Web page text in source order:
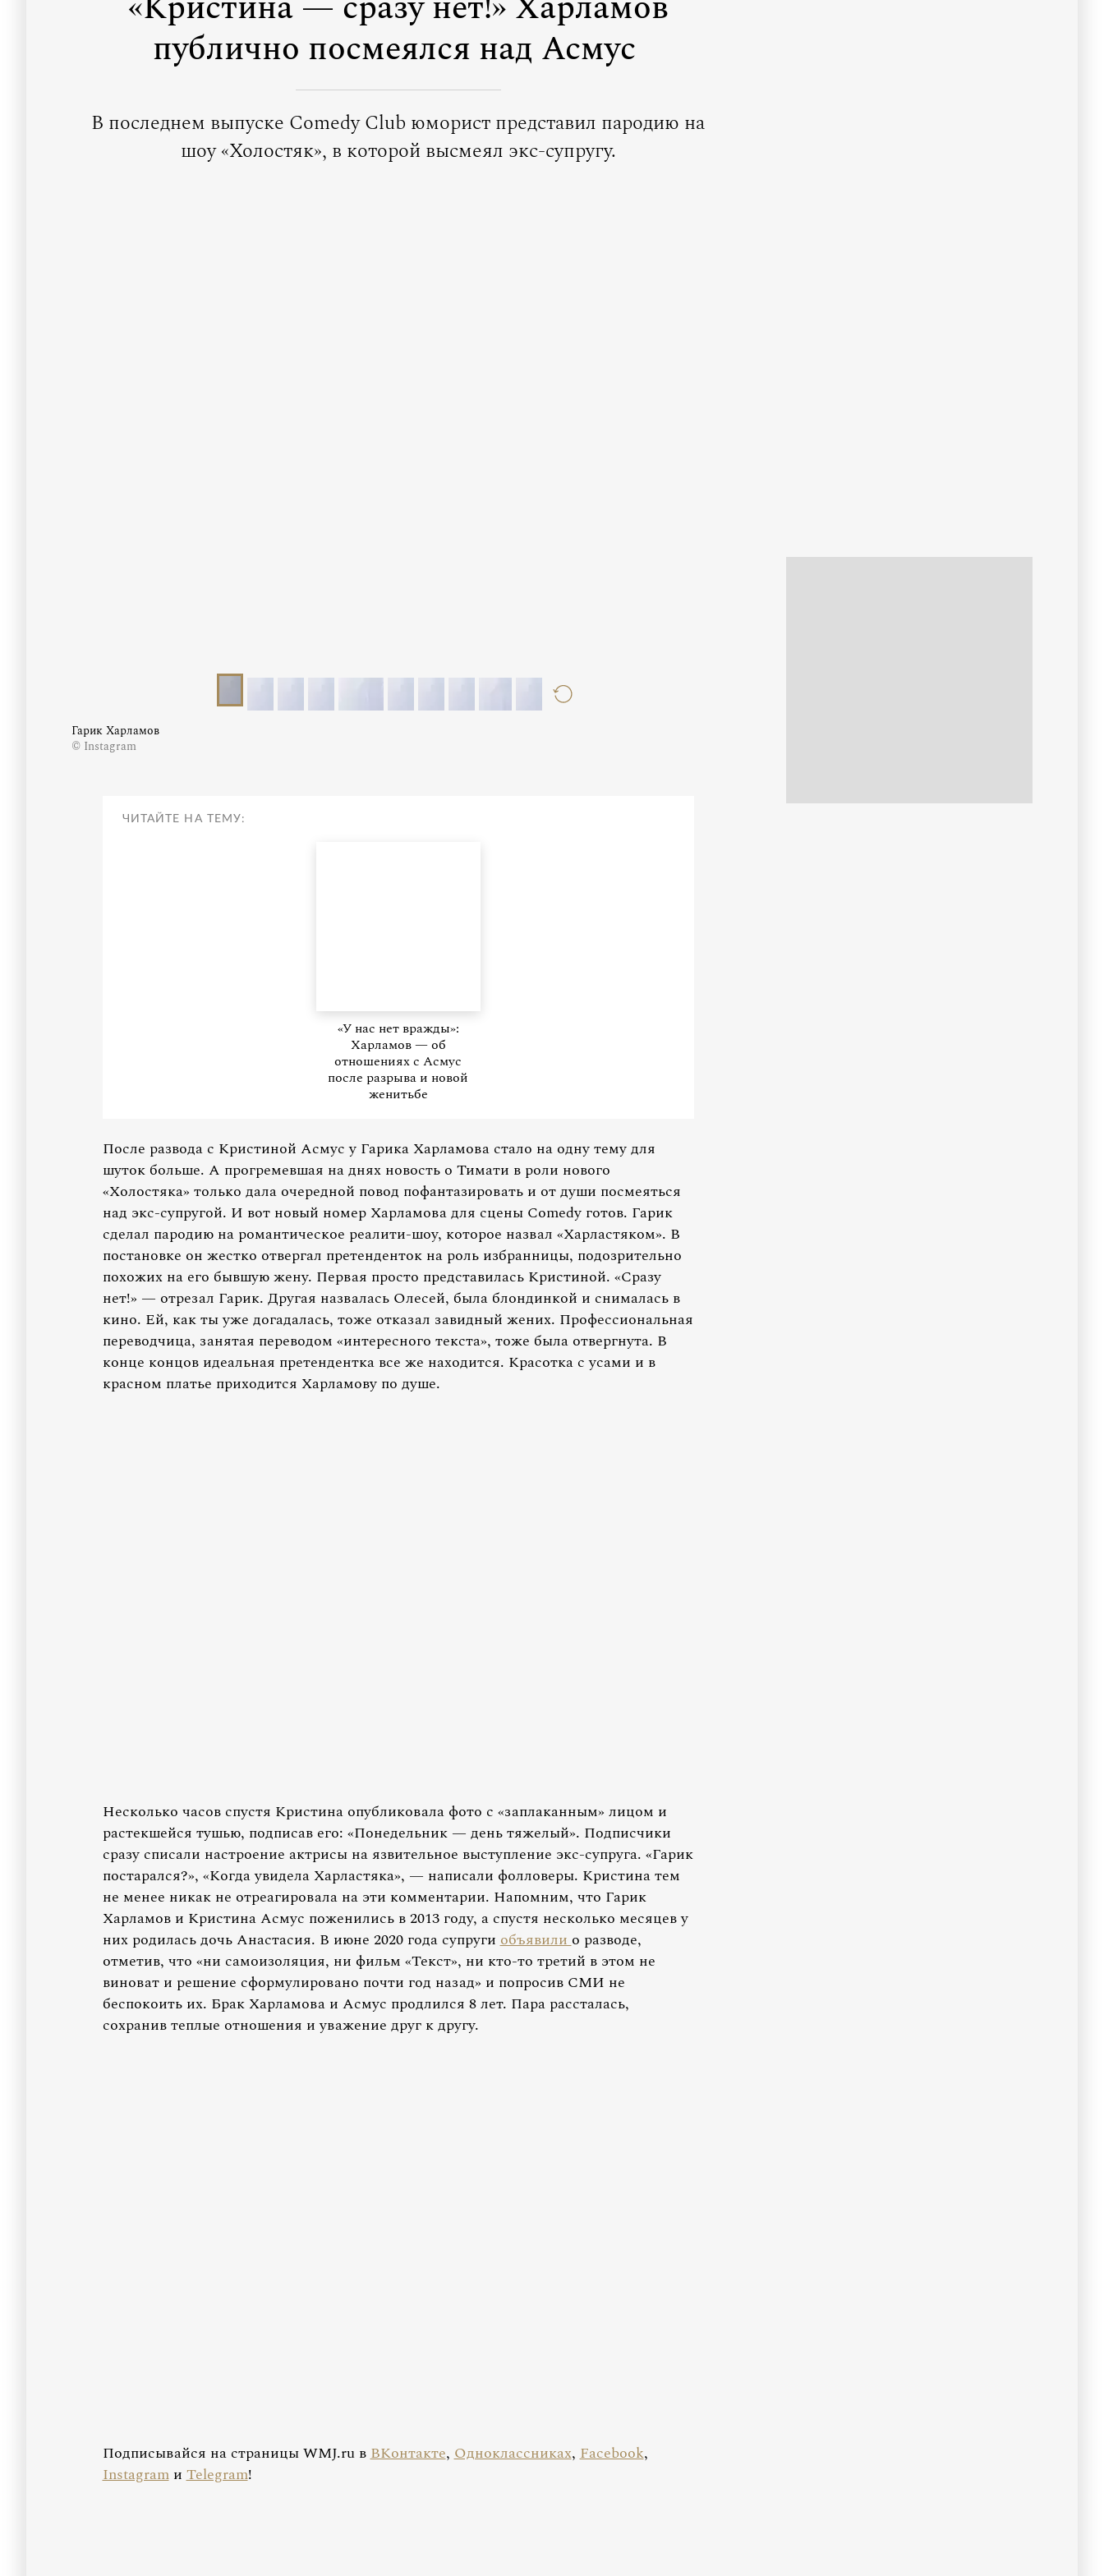
публично посмеялся над Асмус
В последнем выпуске Comedy Club юморист представил пародию на
шоу «Холостяк», в которой высмеял экс-супругу.
Гарик Харламов
© Instagram
ЧИТАЙТЕ НА ТЕМУ:
«У нас нет вражды»:
Харламов — об
отношениях с Асмус
после разрыва и новой
женитьбе
После развода с Кристиной Асмус у Гарика Харламова стало на одну тему для
шуток больше. А прогремевшая на днях новость о Тимати в роли нового
«Холостяка» только дала очередной повод пофантазировать и от души посмеяться
над экс-супругой. И вот новый номер Харламова для сцены Comedy готов. Гарик
сделал пародию на романтическое реалити-шоу, которое назвал «Харластяком». В
постановке он жестко отвергал претенденток на роль избранницы, подозрительно
похожих на его бывшую жену. Первая просто представилась Кристиной. «Сразу
нет!» — отрезал Гарик. Другая назвалась Олесей, была блондинкой и снималась в
кино. Ей, как ты уже догадалась, тоже отказал завидный жених. Профессиональная
переводчица, занятая переводом «интересного текста», тоже была отвергнута. В
конце концов идеальная претендентка все же находится. Красотка с усами и в
красном платье приходится Харламову по душе.
Несколько часов спустя Кристина опубликовала фото с «заплаканным» лицом и
растекшейся тушью, подписав его: «Понедельник — день тяжелый». Подписчики
сразу списали настроение актрисы на язвительное выступление экс-супруга. «Гарик
постарался?», «Когда увидела Харластяка», — написали фолловеры. Кристина тем
не менее никак не отреагировала на эти комментарии. Напомним, что Гарик
Харламов и Кристина Асмус поженились в 2013 году, а спустя несколько месяцев у
них родилась дочь Анастасия. В июне 2020 года супругиобъявилио разводе,
отметив, что «ни самоизоляция, ни фильм «Текст», ни кто-то третий в этом не
виноват и решение сформулировано почти год назад» и попросив СМИ не
беспокоить их. Брак Харламова и Асмус продлился 8 лет. Пара рассталась,
сохранив теплые отношения и уважение друг к другу.
Подписывайся на страницы WMJ.ru вВКонтакте,Одноклассниках,Facebook,
InstagramиTelegram!